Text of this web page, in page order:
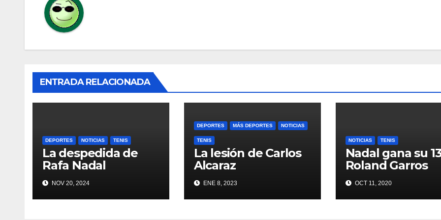
ENTRADA RELACIONADA
DEPORTES NOTICIAS TENIS
La despedida de
Rafa Nadal
NOV 20, 2024
DEPORTES MÁS DEPORTES NOTICIAS
TENIS
La lesión de Carlos
Alcaraz
ENE 8, 2023
NOTICIAS TENIS
Nadal gana su
Roland Garros
OCT 11, 2020